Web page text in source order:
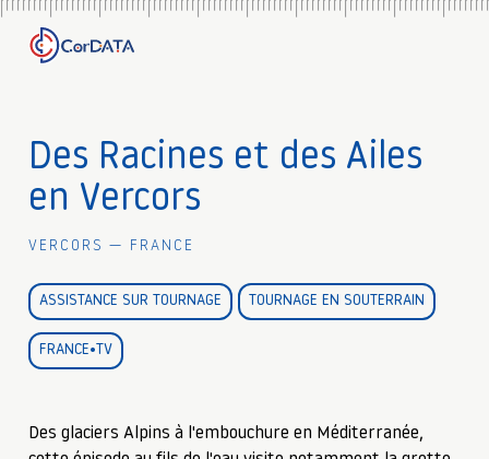
Des Racines et des Ailes
en Vercors
Vercors — France
ASSISTANCE SUR TOURNAGE TOURNAGE EN SOUTERRAIN
FRANCE•TV
Des glaciers Alpins à l'embouchure en Méditerranée,